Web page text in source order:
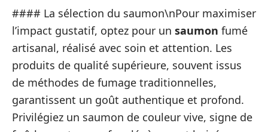
#### La sélection du saumon\nPour maximiser
l’impact gustatif, optez pour un saumon fumé
artisanal, réalisé avec soin et attention. Les
produits de qualité supérieure, souvent issus
de méthodes de fumage traditionnelles,
garantissent un goût authentique et profond.
Privilégiez un saumon de couleur vive, signe de